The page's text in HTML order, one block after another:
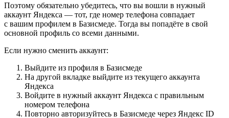
Поэтому обязательно убедитесь, что вы вошли в нужный
аккаунт Яндекса — тот, где номер телефона совпадает
с вашим профилем в Базисмеде. Тогда вы попадёте в свой
основной профиль со всеми данными.
Если нужно сменить аккаунт:
Выйдите из профиля в Базисмеде
На другой вкладке выйдите из текущего аккаунта
Яндекса
Войдите в нужный аккаунт Яндекса с правильным
номером телефона
Повторно авторизуйтесь в Базисмеде через Яндекс ID